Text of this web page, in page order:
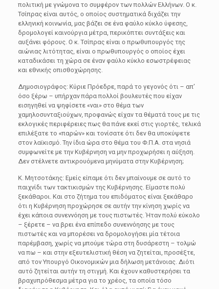
πολιτική με γνώμονα το συμφέρον των πολλών Ελλήνων. Ο κ.
Τσίπρας είναι αυτός, ο οποίος συστηματικά διχάζει την
ελληνική κοινωνία, μας βάζει σε ένα φαύλο κύκλο ύφεσης,
δρομολογεί καινούργια μέτρα, περικόπτει συντάξεις και
αυξάνει φόρους. Ο κ. Τσίπρας είναι ο πρωθυπουργός της
αιώνιας λιτότητας, είναι ο πρωθυπουργός ο οποίος έχει
καταδικάσει τη χώρα σε έναν φαύλο κύκλο εσωστρέφειας
και εθνικής οπισθοχώρησης.
Δημοσιογράφος: Κύριε Πρόεδρε, παρά το γεγονός ότι – απ’
όσο ξέρω – υπήρχαν πάρα πολλοί βουλευτές που είχαν
εισηγηθεί να ψηφίσετε «ναι» στο θέμα των
χαμηλοσυνταξιούχων, προφανώς είχαν τα θέματά τους με τις
εκλογικές περιφέρειες πως θα πάνε εκεί στις γιορτές, τελικά
επιλέξατε το «παρών» και τονίσατε ότι δεν θα υποκύψετε
στον λαϊκισμό. Την ίδια ώρα στο θέμα του Φ.Π.Α. στα νησιά
συμφωνείτε με την Κυβέρνηση να μην προχωρήσει η αύξηση.
Δεν στέλνετε αντικρουόμενα μηνύματα στην Κυβέρνηση;
Κ. Μητσοτάκης: Εμείς είπαμε ότι δεν μπαίνουμε σε αυτό το
παιχνίδι των τακτικισμών της Κυβέρνησης. Είμαστε πολύ
ξεκάθαροι. Και στο ζήτημα του επιδόματος είναι ξεκάθαρο
ότι η Κυβέρνηση προχώρησε σε αυτήν την κίνηση χωρίς να
έχει κάποια συνεννόηση με τους πιστωτές. Ήταν πολύ εύκολο
– ξέρετε – να βρει ένα επίπεδο συνεννόησης με τους
πιστωτές και να μπορέσει να δρομολογήσει μία τέτοια
παρέμβαση, χωρίς να μπούμε τώρα στη δυσάρεστη – τολμώ
να πω – και στην εξευτελιστική θέση να ζητείται, προσέξτε,
από τον Υπουργό Οικονομικών μια δήλωση μετάνοιας. Διότι
αυτό ζητείται αυτήν τη στιγμή. Και έχουν καθυστερήσει τα
βραχυπρόθεσμα μέτρα για το χρέος, τα οποία τόσο